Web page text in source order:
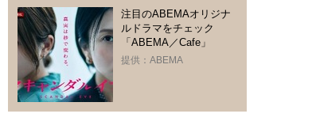
注目のABEMAオリジナ
ルドラマをチェック
「ABEMA／Cafe」
提供：ABEMA